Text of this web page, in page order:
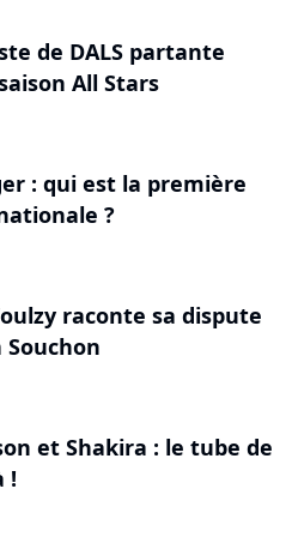
de DALS partante
All Stars
: qui est la première
?
raconte sa dispute
Souchon
et Shakira : le tube de
!